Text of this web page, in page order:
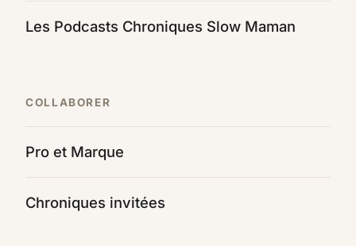
Les Podcasts Chroniques Slow Maman
COLLABORER
Pro et Marque
Chroniques invitées